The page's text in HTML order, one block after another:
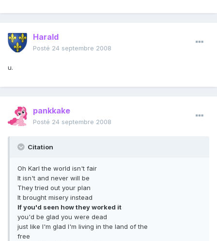
Harald
Posté 24 septembre 2008
u.
pankkake
Posté 24 septembre 2008
Citation
Oh Karl the world isn't fair
It isn't and never will be
They tried out your plan
It brought misery instead
If you'd seen how they worked it
you'd be glad you were dead
just like I'm glad I'm living in the land of the
free